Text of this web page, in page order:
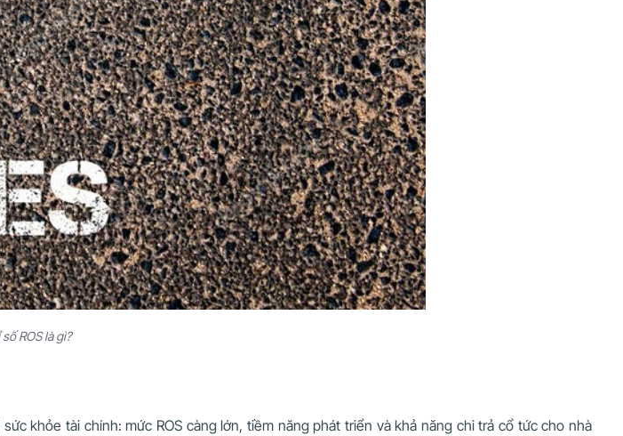
ROS là gì?
khỏe tài chính: mức ROS càng lớn, tiềm năng phát triển và khả năng chi trả cổ tức cho nhà